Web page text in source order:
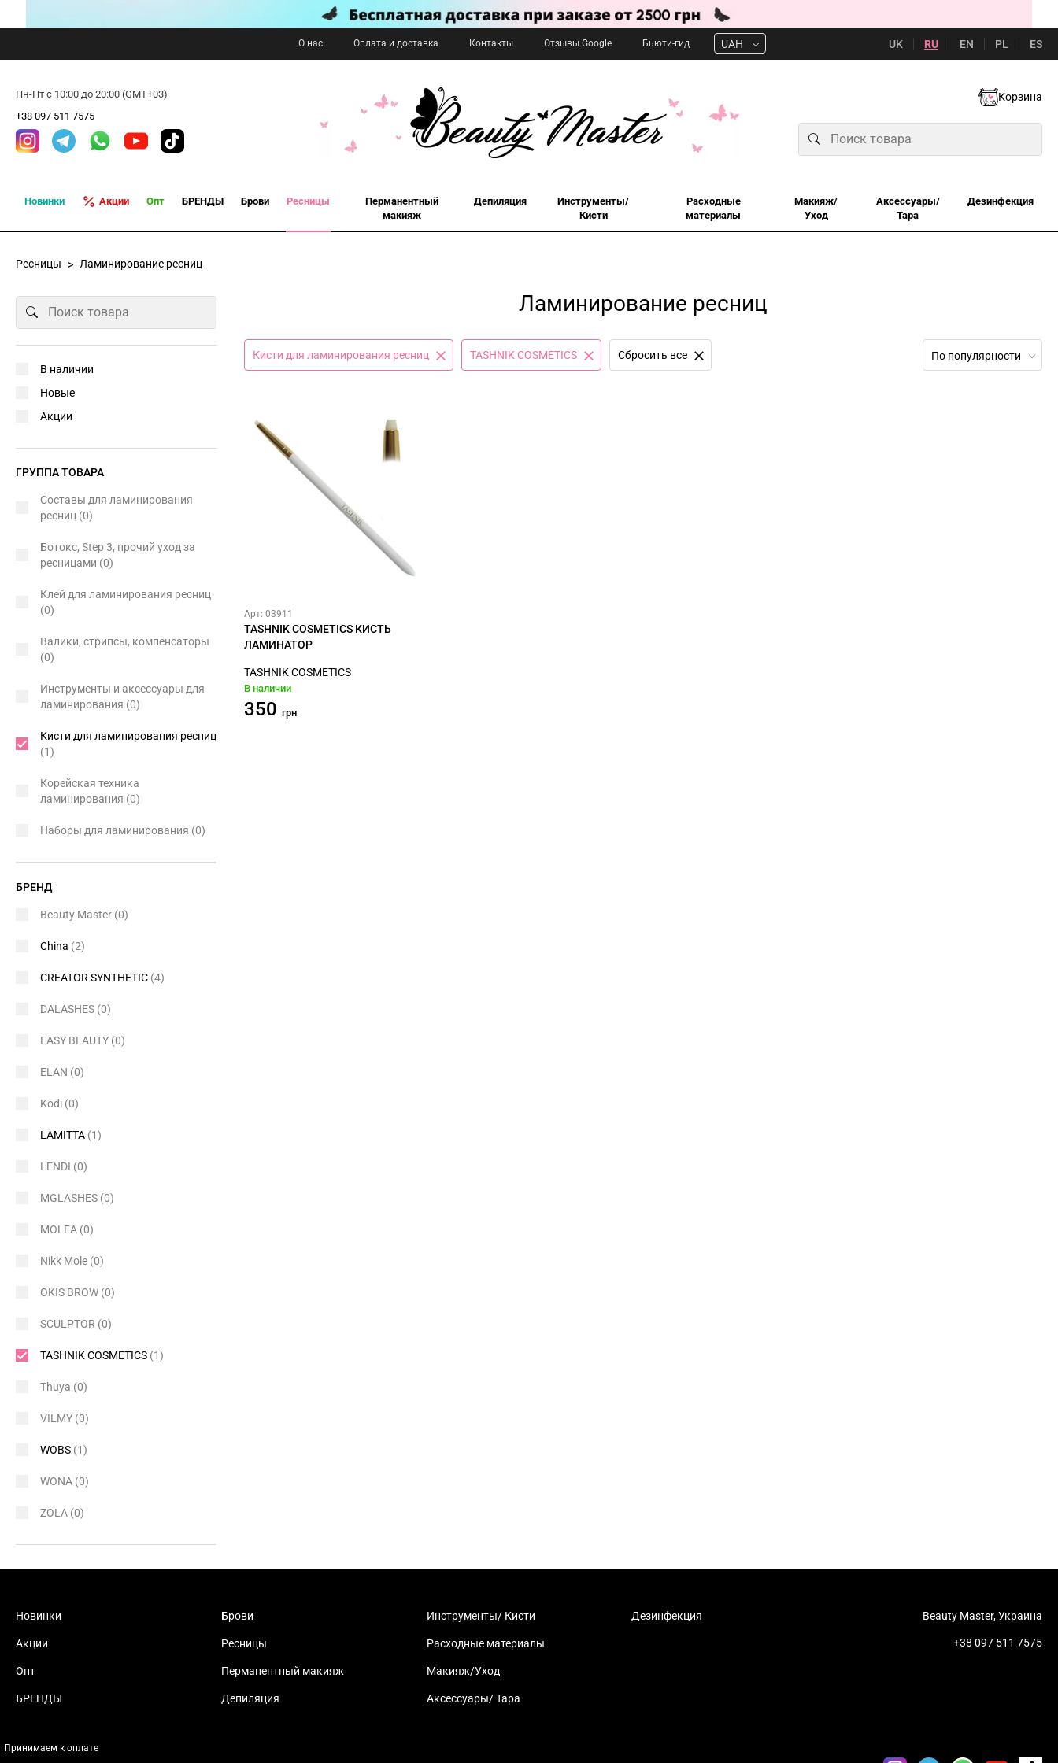
О нас Оплата и доставка Контакты Отзывы Google Бьюти-гид UAH UK RU EN PL ES
Пн-Пт с 10:00 до 20:00 (GMT+03)
+38 097 511 7575
Корзина
Новинки Акции Опт БРЕНДЫ Брови Ресницы
Перманентный
макияж
Депиляция
Инструменты/
Кисти
Расходные
материалы
Макияж/
Уход
Аксессуары/
Тара
Дезинфекция
Ресницы Ламинирование ресниц
Ламинирование ресниц
По популярности
Кисти для ламинирования ресниц TASHNIK COSMETICS Сбросить все
Арт: 03911
TASHNIK COSMETICS КИСТЬ
ЛАМИНАТОР
TASHNIK COSMETICS
В наличии
350 грн
В наличии
Новые
Акции
ГРУППА ТОВАРА
Составы для ламинирования
ресниц (0)
Ботокс, Step 3, прочий уход за
ресницами (0)
Клей для ламинирования ресниц
(0)
Валики, стрипсы, компенсаторы
(0)
Инструменты и аксессуары для
ламинирования (0)
Кисти для ламинирования ресниц
(1)
Корейская техника
ламинирования (0)
Наборы для ламинирования (0)
БРЕНД
Beauty Master (0)
China (2)
CREATOR SYNTHETIC (4)
DALASHES (0)
EASY BEAUTY (0)
ELAN (0)
Kodi (0)
LAMITTA (1)
LENDI (0)
MGLASHES (0)
MOLEA (0)
Nikk Mole (0)
OKIS BROW (0)
SCULPTOR (0)
TASHNIK COSMETICS (1)
Thuya (0)
VILMY (0)
WOBS (1)
WONA (0)
ZOLA (0)
Новинки
Акции
Опт
БРЕНДЫ
Брови
Ресницы
Перманентный макияж
Депиляция
Инструменты/ Кисти
Расходные материалы
Макияж/Уход
Аксессуары/ Тара
Дезинфекция Beauty Master, Украина
+38 097 511 7575
Принимаем к оплате